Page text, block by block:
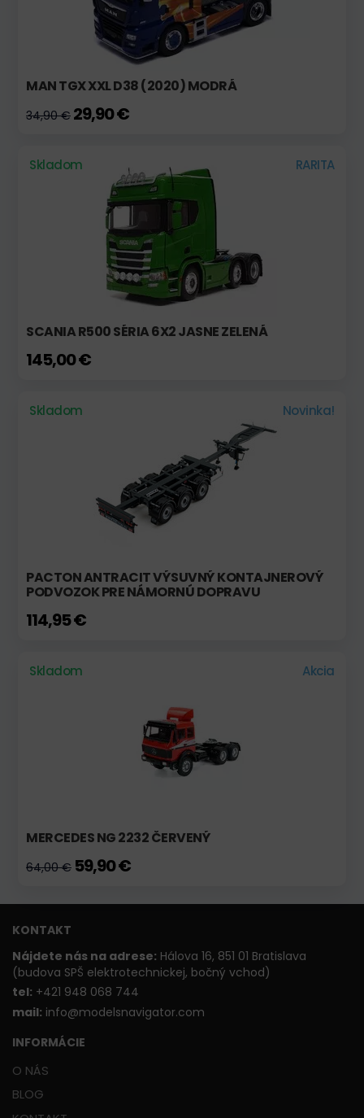
MAN TGX XXL D38 (2020) MODRÁ
34,90 € 29,90 €
Skladom RARITA
SCANIA R500 SÉRIA 6X2 JASNE ZELENÁ
145,00 €
Skladom Novinka!
PACTON ANTRACIT VÝSUVNÝ KONTAJNEROVÝ
PODVOZOK PRE NÁMORNÚ DOPRAVU
114,95 €
Skladom Akcia
MERCEDES NG 2232 ČERVENÝ
64,00 € 59,90 €
KONTAKT
Nájdete nás na adrese: Hálova 16, 851 01 Bratislava
(budova SPŠ elektrotechnickej, bočný vchod)
tel: +421 948 068 744
mail: info@modelsnavigator.com
INFORMÁCIE
O NÁS
BLOG